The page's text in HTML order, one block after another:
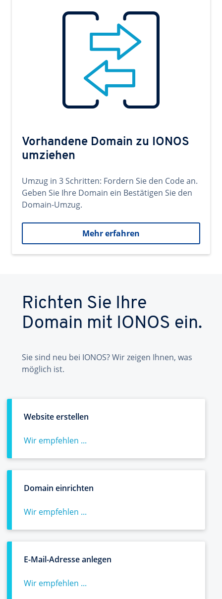
Vorhandene Domain zu IONOS
umziehen
Umzug in 3 Schritten: Fordern Sie den Code an.
Geben Sie Ihre Domain ein Bestätigen Sie den
Domain-Umzug.
Mehr erfahren
Richten Sie Ihre
Domain mit IONOS ein.
Sie sind neu bei IONOS? Wir zeigen Ihnen, was
möglich ist.
Website erstellen
Wir empfehlen ...
Domain einrichten
Wir empfehlen ...
E-Mail-Adresse anlegen
Wir empfehlen ...